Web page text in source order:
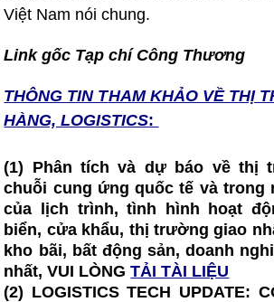
Việt Nam nói chung.
Link gốc Tạp chí Công Thương
THÔNG TIN THAM KHẢO VỀ THỊ
HÀNG, LOGISTICS:
(1) Phân tích và dự báo về thị
chuỗi cung ứng quốc tế và trong
của lịch trình, tình hình hoạt
biển, cửa khẩu, thị trường giao
kho bãi, bất động sản, doanh
nhất, VUI LÒNGTẢI TÀI LIỆU
(2) LOGISTICS TECH UPDATE: